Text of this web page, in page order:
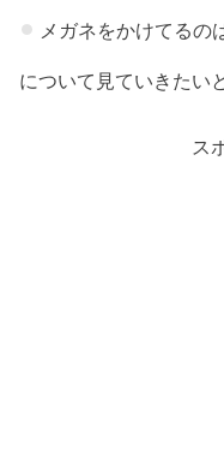
メガネをかけてるの
について見ていきたい
ス